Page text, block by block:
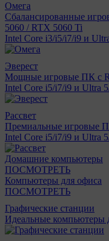
Омега
Сбалансированные
5060 / RTX 5060 Ti
Intel Core i3/i5/i7/i9 и
Эверест
Мощные игровые ПК с
Intel Core i5/i7/i9 и Ultra
Рассвет
Премиальные игровые
Intel Core i5/i7/i9 и Ultra
Домашние компьютеры
ПОСМОТРЕТЬ
Компьютеры для офиса
ПОСМОТРЕТЬ
Графические станции
Идеальные компьютеры